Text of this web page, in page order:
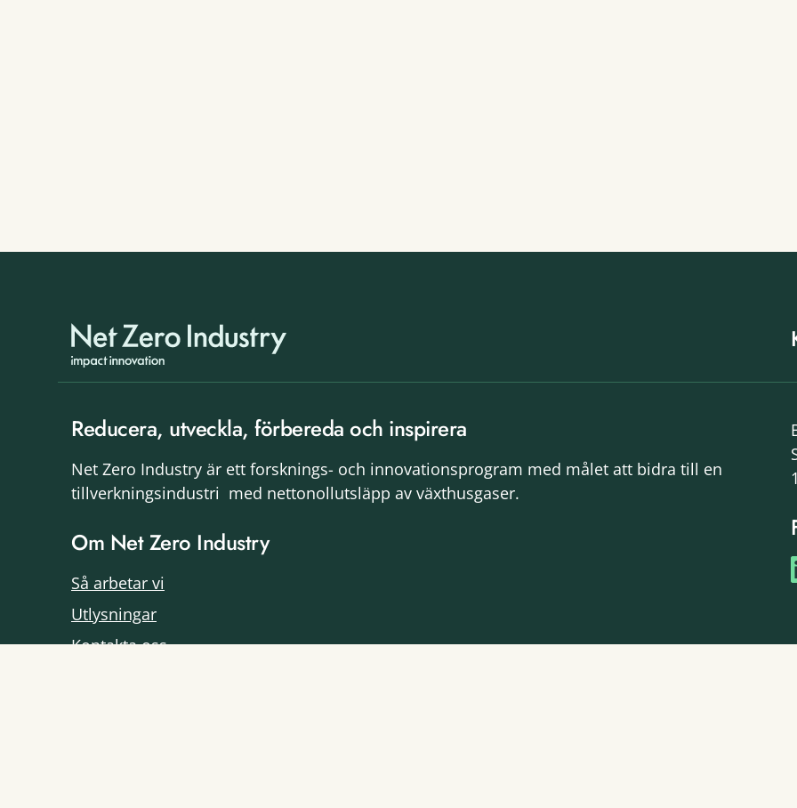
Reducera, utveckla, förbereda och inspirera
Net Zero Industry är ett forsknings- och innovationsprogram med målet att bidra till en
tillverkningsindustri med nettonollutsläpp av växthusgaser.
Om Net Zero Industry
Så arbetar vi
Utlysningar
Kontakta oss